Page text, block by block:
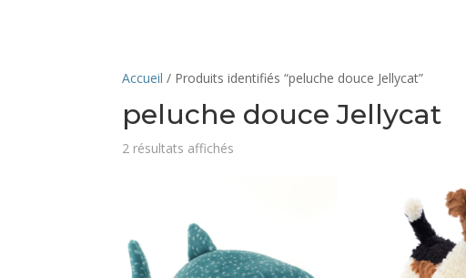
Accueil / Produits identifiés “peluche douce Jellycat”
peluche douce Jellycat
2 résultats affichés